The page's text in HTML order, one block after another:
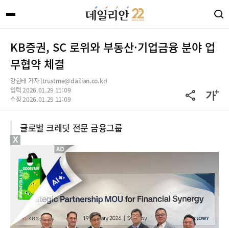
KB증권, SC 로위와 부동산·기업금융 분야 업
무협약 체결
강현태 기자 (trustme@dailian.co.kr)
입력 2026.01.29 11:09
수정 2026.01.29 11:09
글로벌 크레딧 전문 금융그룹
X